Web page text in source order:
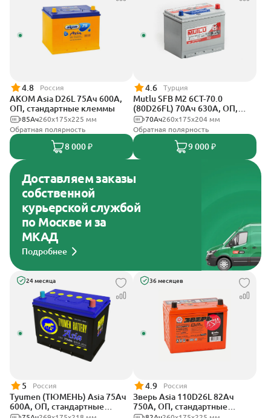
4.8 Россия
АКОМ Asia D26L 75Ач 600А,
ОП, стандартные клеммы
260x175x225 мм
85Ач
Обратная полярность
8 000 ₽
4.6 Турция
Mutlu SFB M2 6СТ-70.0
(80D26FL) 70Ач 630А, ОП,
стандартные клеммы
260х175х204 мм
70Ач
Обратная полярность
9 000 ₽
Доставляем заказы
собственной
курьерской службой
по Москве и за
МКАД
Подробнее
24 месяца
5 Россия
Tyumen (ТЮМЕНЬ) Asia 75Ач
600А, ОП, стандартные
36 месяцев
4.9 Россия
Зверь Asia 110D26L 82Ач
750А, ОП, стандартные